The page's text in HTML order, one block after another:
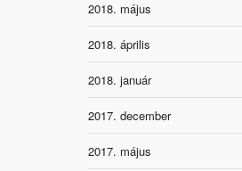
2018. május
2018. április
2018. január
2017. december
2017. május